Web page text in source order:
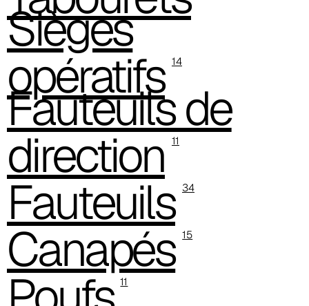
Sièges
opératifs 14
Fauteuils de
direction 11
Fauteuils 34
Canapés 15
11